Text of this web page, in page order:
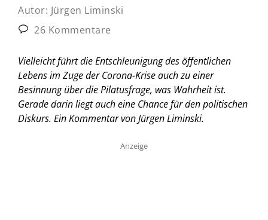
Autor: Jürgen Liminski
26 Kommentare
Vielleicht führt die Entschleunigung des öffentlichen
Lebens im Zuge der Corona-Krise auch zu einer
Besinnung über die Pilatusfrage, was Wahrheit ist.
Gerade darin liegt auch eine Chance für den politischen
Diskurs. Ein Kommentar von Jürgen Liminski.
Anzeige